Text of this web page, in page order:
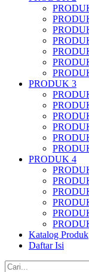
PRODUK 3
PRODUK 4
Katalog Produk
Daftar Isi